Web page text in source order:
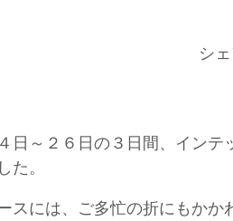
シ
日～２６日の３日間、インテ
た。
スには、ご多忙の折にもか